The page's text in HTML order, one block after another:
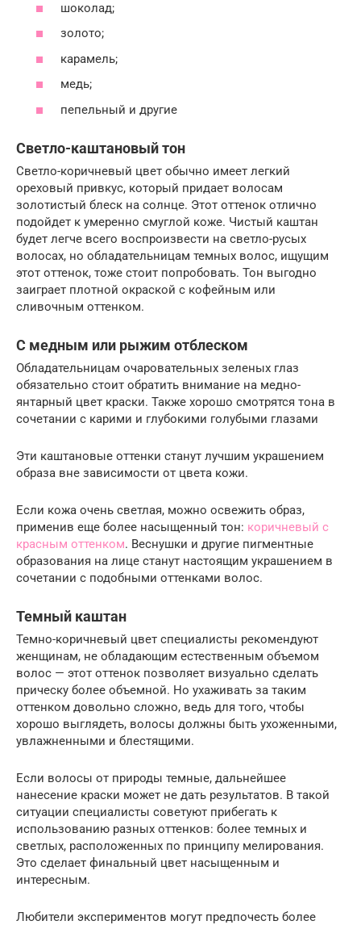
шоколад;
золото;
карамель;
медь;
пепельный и другие
Светло-каштановый тон
Светло-коричневый цвет обычно имеет легкий
ореховый привкус, который придает волосам
золотистый блеск на солнце. Этот оттенок отлично
подойдет к умеренно смуглой коже. Чистый каштан
будет легче всего воспроизвести на светло-русых
волосах, но обладательницам темных волос, ищущим
этот оттенок, тоже стоит попробовать. Тон выгодно
заиграет плотной окраской с кофейным или
сливочным оттенком.
С медным или рыжим отблеском
Обладательницам очаровательных зеленых глаз
обязательно стоит обратить внимание на медно-
янтарный цвет краски. Также хорошо смотрятся тона в
сочетании с карими и глубокими голубыми глазами
Эти каштановые оттенки станут лучшим украшением
образа вне зависимости от цвета кожи.
Если кожа очень светлая, можно освежить образ,
применив еще более насыщенный тон: коричневый с
красным оттенком. Веснушки и другие пигментные
образования на лице станут настоящим украшением в
сочетании с подобными оттенками волос.
Темный каштан
Темно-коричневый цвет специалисты рекомендуют
женщинам, не обладающим естественным объемом
волос — этот оттенок позволяет визуально сделать
прическу более объемной. Но ухаживать за таким
оттенком довольно сложно, ведь для того, чтобы
хорошо выглядеть, волосы должны быть ухоженными,
увлажненными и блестящими.
Если волосы от природы темные, дальнейшее
нанесение краски может не дать результатов. В такой
ситуации специалисты советуют прибегать к
использованию разных оттенков: более темных и
светлых, расположенных по принципу мелирования.
Это сделает финальный цвет насыщенным и
интересным.
Любители экспериментов могут предпочесть более